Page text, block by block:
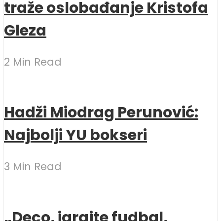
traže oslobađanje Kristofa
Gleza
2 Min Read
Hadži Miodrag Perunović:
Najbolji YU bokseri
3 Min Read